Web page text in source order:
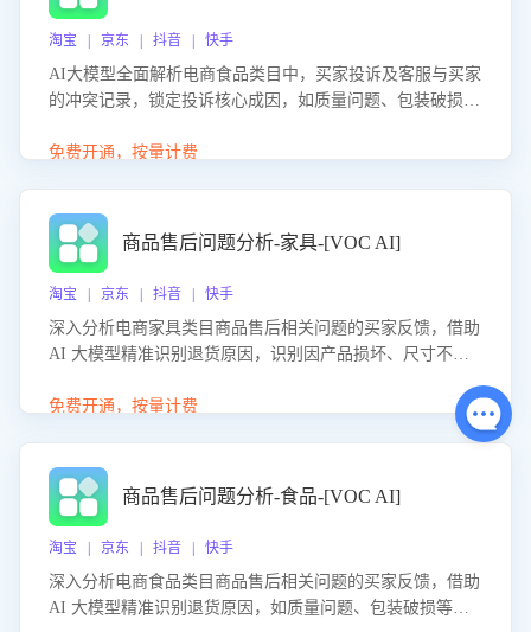
淘宝 | 京东 | 抖音 | 快手
AI大模型全面解析电商食品类目中，买家投诉及客服与买家
的冲突记录，锁定投诉核心成因，如质量问题、包装破损
置差评防控，提升客户满意度。
免费开通，按量计费
商品售后问题分析-家具-[VOC AI]
淘宝 | 京东 | 抖音 | 快手
深入分析电商家具类目商品售后相关问题的买家反馈，借助
AI 大模型精准识别退货原因，识别因产品损坏、尺寸不符
力商家优化产品或服务，实现销售额的显著提升。
免费开通，按量计费
商品售后问题分析-食品-[VOC AI]
淘宝 | 京东 | 抖音 | 快手
深入分析电商食品类目商品售后相关问题的买家反馈，借助
AI 大模型精准识别退货原因，如质量问题、包装破损等，